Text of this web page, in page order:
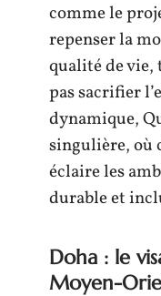
comme le
repenser la
qualité de vie,
pas sacrifier
dynamique,
singulière, où
éclaire les
durable et
Doha : le
Moyen-